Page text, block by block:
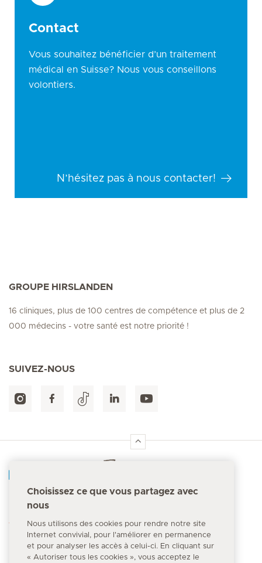
Contact
Vous souhaitez bénéficier d’un traitement
médical en Suisse? Nous vous conseillons
volontiers.
N’hésitez pas à nous contacter!
GROUPE HIRSLANDEN
16 cliniques, plus de 100 centres de compétence et plus de 2
000 médecins - votre santé est notre priorité !
SUIVEZ-NOUS
Numéro d'urgence
144
Choisissez ce que vous partagez avec
nous
Nous utilisons des cookies pour rendre notre site
Internet convivial, pour l'améliorer en permanence
et pour analyser les accès à celui-ci. En cliquant sur
« Autoriser tous les cookies », vous acceptez le